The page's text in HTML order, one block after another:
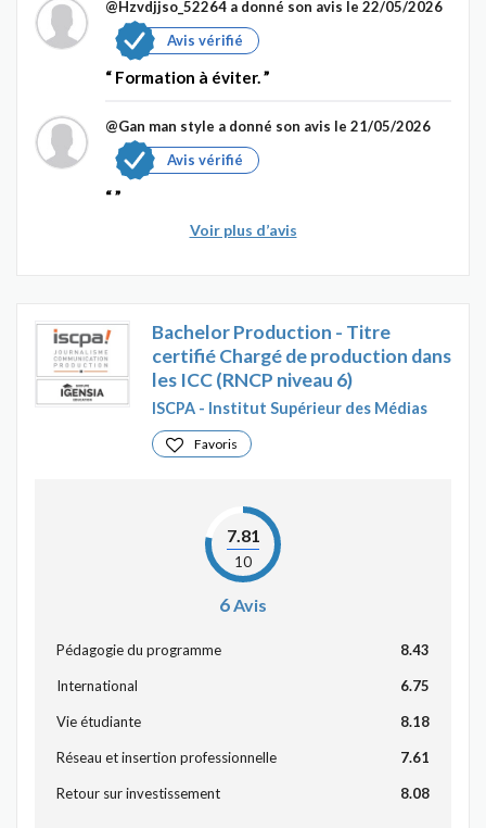
@Hzvdjjso_52264 a donné son avis le 22/05/2026
Avis vérifié
Formation à éviter.
@Gan man style a donné son avis le 21/05/2026
Avis vérifié
Voir plus d’avis
Bachelor Production - Titre
certifié Chargé de production dans
les ICC (RNCP niveau 6)
ISCPA - Institut Supérieur des Médias
Favoris
7.81
10
6Avis
Pédagogie du programme 8.43
International 6.75
Vie étudiante 8.18
Réseau et insertion professionnelle 7.61
Retour sur investissement 8.08